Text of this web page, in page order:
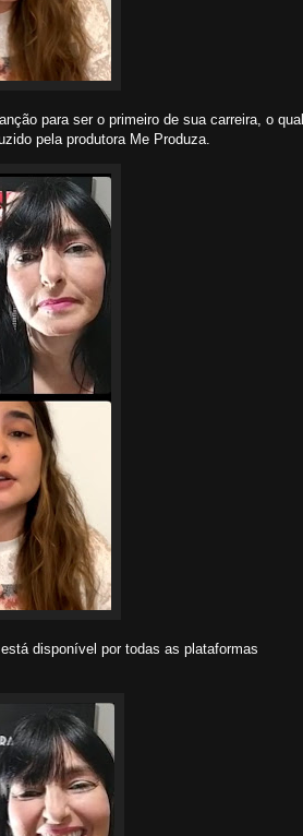
para ser o primeiro de sua carreira, o qual
pela produtora Me Produza.
disponível por todas as plataformas